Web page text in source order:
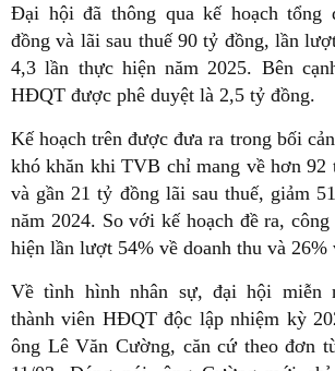
Đại hội đã thông qua kế hoạch tổng
đồng và lãi sau thuế 90 tỷ đồng, lần
4,3 lần thực hiện năm 2025. Bên
HĐQT được phê duyệt là 2,5 tỷ đồng.
Kế hoạch trên được đưa ra trong bối
khó khăn khi TVB chỉ mang về hơn 92
và gần 21 tỷ đồng lãi sau thuế, giảm
năm 2024. So với kế hoạch đề ra,
hiện lần lượt 54% về doanh thu và 26%
Về tình hình nhân sự, đại hội miễn
thành viên HĐQT độc lập nhiệm kỳ
ông Lê Văn Cường, căn cứ theo đơn